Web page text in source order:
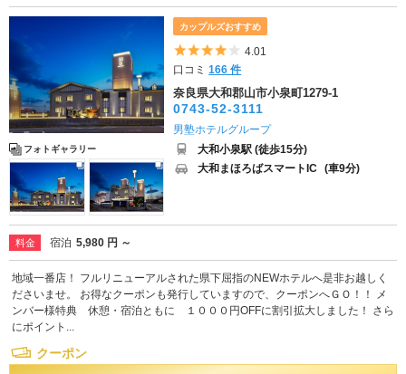
フォトギャラリー
カップルズおすすめ
5つ星のうち4
4.01
口コミ166 件
奈良県大和郡山市小泉町1279-1
0743-52-3111
男塾ホテルグループ
大和小泉駅 (徒歩15分)
大和まほろばスマートIC (車9分)
料金 宿泊 5,980 円 ～
地域一番店！ フルリニューアルされた県下屈指のNEWホテルへ是非お越しく
ださいませ。 お得なクーポンも発行していますので、クーポンへＧＯ！！ メ
ンバー様特典 休憩・宿泊ともに １０００円OFFに割引拡大しました！ さら
にポイント...
クーポン